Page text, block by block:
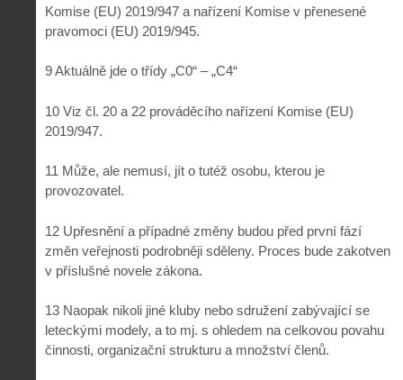
Komise (EU) 2019/947 a nařízení Komise v přenesené
pravomoci (EU) 2019/945.
9 Aktuálně jde o třídy „C0“ – „C4“
10 Viz čl. 20 a 22 prováděcího nařízení Komise (EU)
2019/947.
11 Může, ale nemusí, jít o tutéž osobu, kterou je
provozovatel.
12 Upřesnění a případné změny budou před první fází
změn veřejnosti podrobněji sděleny. Proces bude zakotven
v příslušné novele zákona.
13 Naopak nikoli jiné kluby nebo sdružení zabývající se
leteckými modely, a to mj. s ohledem na celkovou povahu
činnosti, organizační strukturu a množství členů.